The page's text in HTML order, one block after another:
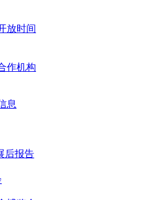
放时间
作机构
息
后报告